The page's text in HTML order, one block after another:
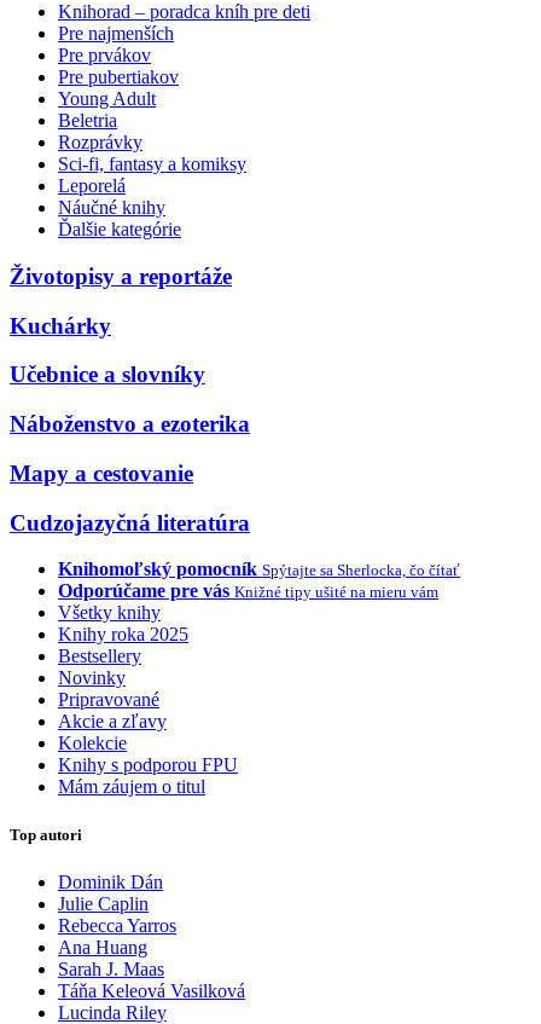
Knihorad – poradca kníh pre deti
Pre najmenších
Pre prvákov
Pre pubertiakov
Young Adult
Beletria
Rozprávky
Sci-fi, fantasy a komiksy
Leporelá
Náučné knihy
Ďalšie kategórie
Životopisy a reportáže
Kuchárky
Učebnice a slovníky
Náboženstvo a ezoterika
Mapy a cestovanie
Cudzojazyčná literatúra
Knihomoľský pomocník Spýtajte sa Sherlocka, čo čítať
Odporúčame pre vás Knižné tipy ušité na mieru vám
Všetky knihy
Knihy roka 2025
Bestsellery
Novinky
Pripravované
Akcie a zľavy
Kolekcie
Knihy s podporou FPU
Mám záujem o titul
Top autori
Dominik Dán
Julie Caplin
Rebecca Yarros
Ana Huang
Sarah J. Maas
Táňa Keleová Vasilková
Lucinda Riley